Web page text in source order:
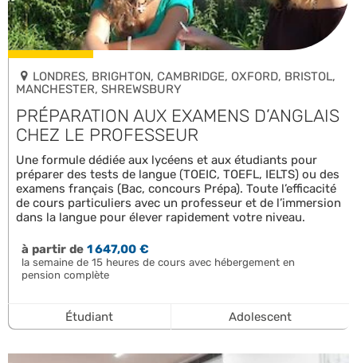
LONDRES, BRIGHTON, CAMBRIDGE, OXFORD, BRISTOL,
MANCHESTER, SHREWSBURY
PRÉPARATION AUX EXAMENS D’ANGLAIS
CHEZ LE PROFESSEUR
Une formule dédiée aux lycéens et aux étudiants pour
préparer des tests de langue (TOEIC, TOEFL, IELTS) ou des
examens français (Bac, concours Prépa). Toute l’efficacité
de cours particuliers avec un professeur et de l’immersion
dans la langue pour élever rapidement votre niveau.
à partir de1 647,00 €
la semaine de 15 heures de cours avec hébergement en
pension complète
Étudiant Adolescent